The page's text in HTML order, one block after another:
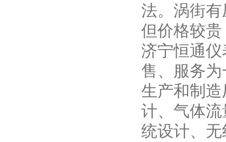
法。涡街
但价格较
济宁恒通
售、服务
生产和制造
计、气体
统设计、